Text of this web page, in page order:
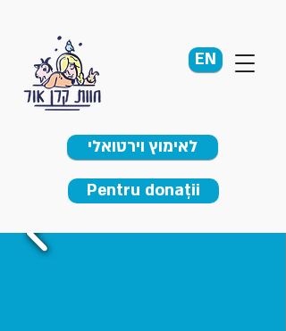
לאימוץ וירטואלי
EN
Pentru donații